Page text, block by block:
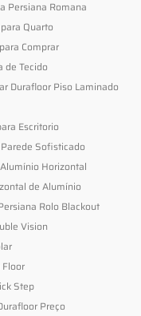
Persiana Romana
Quarto
Comprar
de Tecido
Durafloor Piso Laminado
Escritorio
Sofisticado
Horizontal
de Alumínio
Rolo Blackout
Vision
Step
Preço